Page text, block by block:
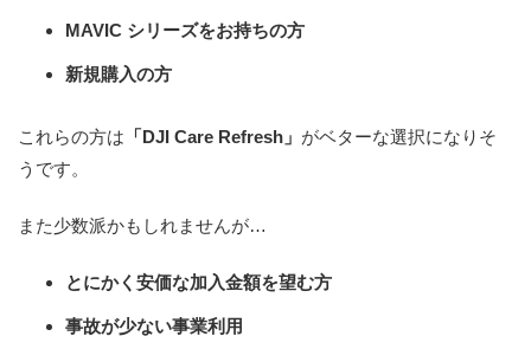
MAVIC シリーズをお持ちの方
新規購入の方
これらの方は 「DJI Care Refresh」 がベターな選択になりそ
うです。
また少数派かもしれませんが…
とにかく安価な加入金額を望む方
事故が少ない事業利用